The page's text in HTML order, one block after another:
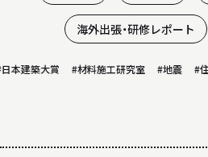
海外出張・研修レポート
建築大賞 #材料施工研究室 #地震 #住